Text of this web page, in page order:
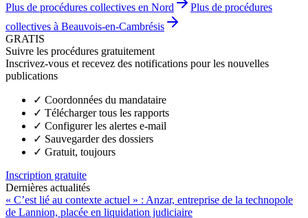
Plus de procédures collectives en Nord
Plus de procédures
collectives à Beauvois-en-Cambrésis
GRATIS
Suivre les procédures gratuitement
Inscrivez-vous et recevez des notifications pour les nouvelles
publications
✓ Coordonnées du mandataire
✓ Télécharger tous les rapports
✓ Configurer les alertes e-mail
✓ Sauvegarder des dossiers
✓ Gratuit, toujours
Inscription gratuite
Dernières actualités
« C’est lié au contexte actuel » : Anzar, entreprise de la technopole
de Lannion, placée en liquidation judiciaire